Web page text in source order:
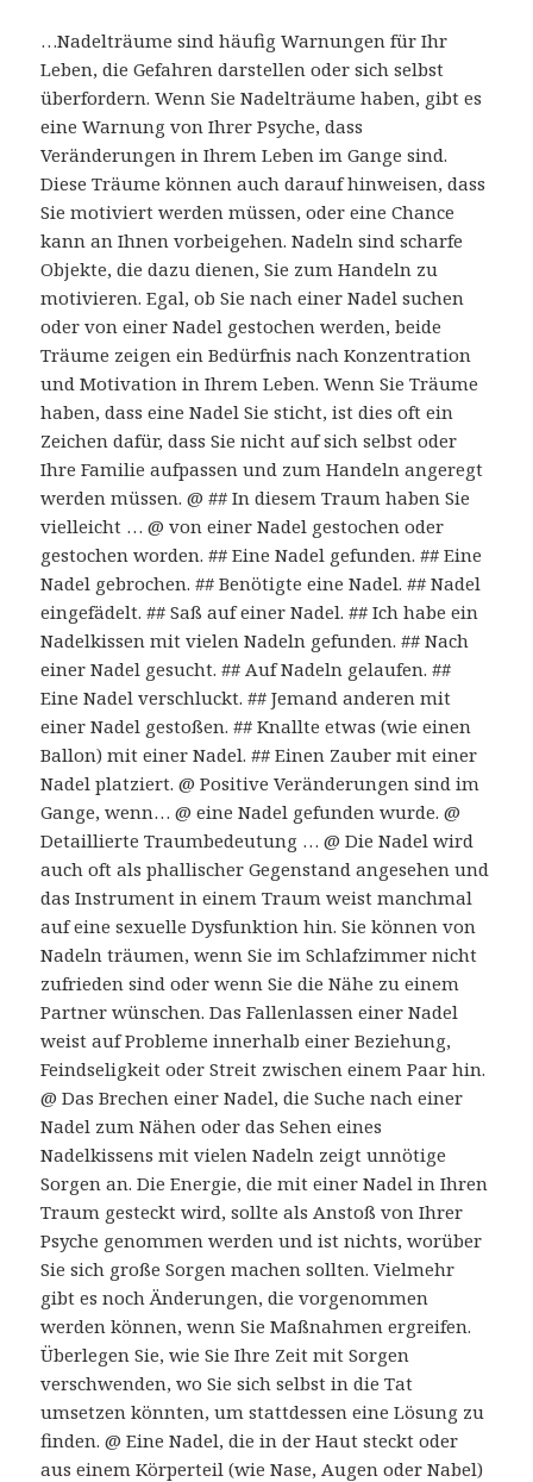
…Nadelträume sind häufig Warnungen für Ihr
Leben, die Gefahren darstellen oder sich selbst
überfordern. Wenn Sie Nadelträume haben, gibt es
eine Warnung von Ihrer Psyche, dass
Veränderungen in Ihrem Leben im Gange sind.
Diese Träume können auch darauf hinweisen, dass
Sie motiviert werden müssen, oder eine Chance
kann an Ihnen vorbeigehen. Nadeln sind scharfe
Objekte, die dazu dienen, Sie zum Handeln zu
motivieren. Egal, ob Sie nach einer Nadel suchen
oder von einer Nadel gestochen werden, beide
Träume zeigen ein Bedürfnis nach Konzentration
und Motivation in Ihrem Leben. Wenn Sie Träume
haben, dass eine Nadel Sie sticht, ist dies oft ein
Zeichen dafür, dass Sie nicht auf sich selbst oder
Ihre Familie aufpassen und zum Handeln angeregt
werden müssen. @ ## In diesem Traum haben Sie
vielleicht … @ von einer Nadel gestochen oder
gestochen worden. ## Eine Nadel gefunden. ## Eine
Nadel gebrochen. ## Benötigte eine Nadel. ## Nadel
eingefädelt. ## Saß auf einer Nadel. ## Ich habe ein
Nadelkissen mit vielen Nadeln gefunden. ## Nach
einer Nadel gesucht. ## Auf Nadeln gelaufen. ##
Eine Nadel verschluckt. ## Jemand anderen mit
einer Nadel gestoßen. ## Knallte etwas (wie einen
Ballon) mit einer Nadel. ## Einen Zauber mit einer
Nadel platziert. @ Positive Veränderungen sind im
Gange, wenn… @ eine Nadel gefunden wurde. @
Detaillierte Traumbedeutung … @ Die Nadel wird
auch oft als phallischer Gegenstand angesehen und
das Instrument in einem Traum weist manchmal
auf eine sexuelle Dysfunktion hin. Sie können von
Nadeln träumen, wenn Sie im Schlafzimmer nicht
zufrieden sind oder wenn Sie die Nähe zu einem
Partner wünschen. Das Fallenlassen einer Nadel
weist auf Probleme innerhalb einer Beziehung,
Feindseligkeit oder Streit zwischen einem Paar hin.
@ Das Brechen einer Nadel, die Suche nach einer
Nadel zum Nähen oder das Sehen eines
Nadelkissens mit vielen Nadeln zeigt unnötige
Sorgen an. Die Energie, die mit einer Nadel in Ihren
Traum gesteckt wird, sollte als Anstoß von Ihrer
Psyche genommen werden und ist nichts, worüber
Sie sich große Sorgen machen sollten. Vielmehr
gibt es noch Änderungen, die vorgenommen
werden können, wenn Sie Maßnahmen ergreifen.
Überlegen Sie, wie Sie Ihre Zeit mit Sorgen
verschwenden, wo Sie sich selbst in die Tat
umsetzen könnten, um stattdessen eine Lösung zu
finden. @ Eine Nadel, die in der Haut steckt oder
aus einem Körperteil (wie Nase, Augen oder Nabel)